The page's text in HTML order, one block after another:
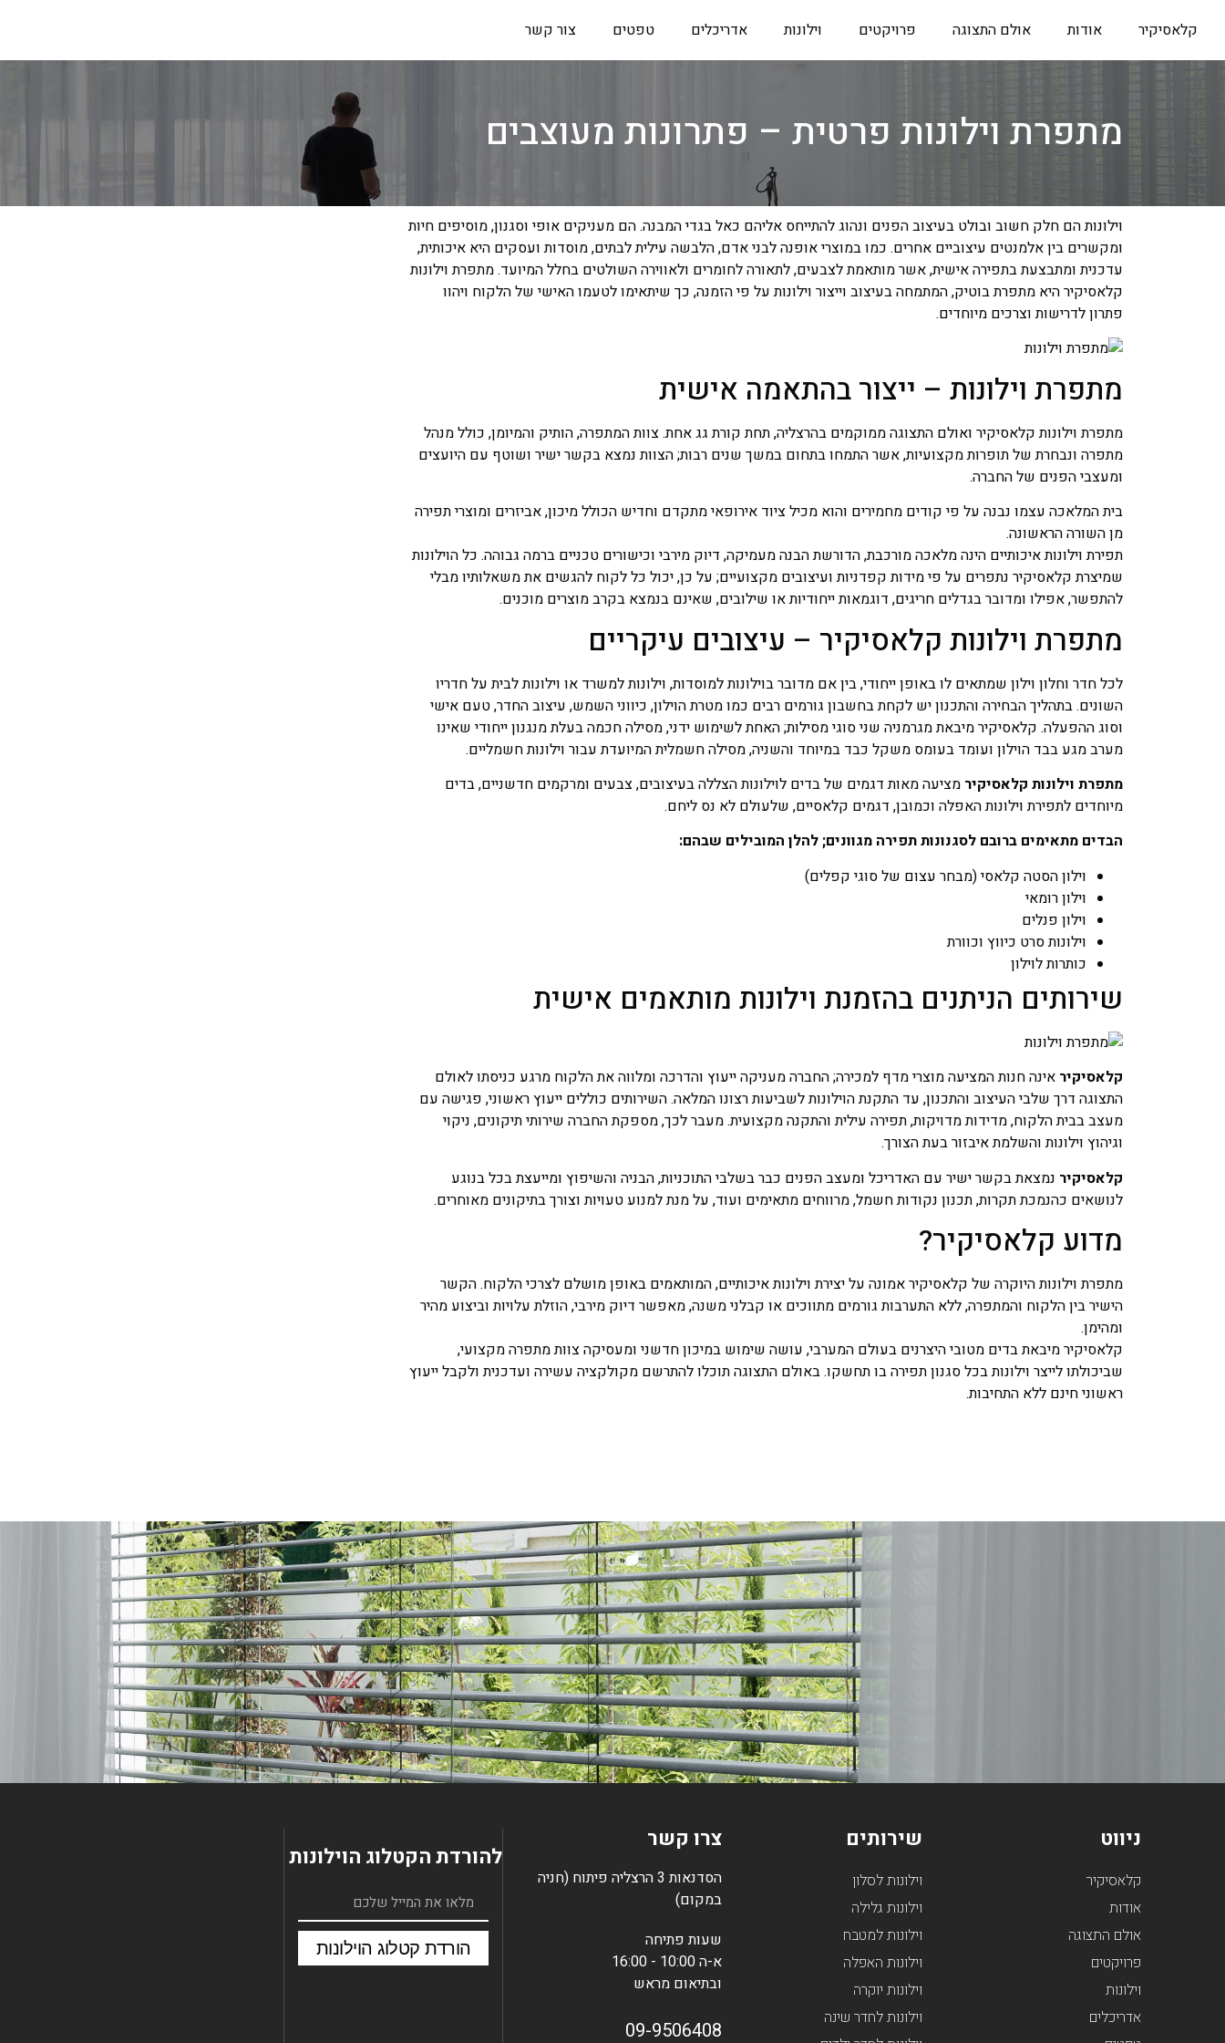
קלאסיקיר אודות אולם התצוגה פרויקטים וילונות אדריכלים טפטים צור קשר
מתפרת וילונות פרטית – פתרונות מעוצבים
וילונות הם חלק חשוב ובולט בעיצוב הפנים ונהוג להתייחס אליהם כאל בגדי המבנה. הם מעניקים אופי וסגנון, מוסיפים חיות
ומקשרים בין אלמנטים עיצוביים אחרים. כמו במוצרי אופנה לבני אדם, הלבשה עילית לבתים, מוסדות ועסקים היא איכותית,
עדכנית ומתבצעת בתפירה אישית, אשר מותאמת לצבעים, לתאורה לחומרים ולאווירה השולטים בחלל המיועד. מתפרת וילונות
קלאסיקיר היא מתפרת בוטיק, המתמחה בעיצוב וייצור וילונות על פי הזמנה, כך שיתאימו לטעמו האישי של הלקוח ויהוו
פתרון לדרישות וצרכים מיוחדים.
מתפרת וילונות – ייצור בהתאמה אישית
מתפרת וילונות קלאסיקיר ואולם התצוגה ממוקמים בהרצליה, תחת קורת גג אחת. צוות המתפרה, הותיק והמיומן, כולל מנהל
מתפרה ונבחרת של תופרות מקצועיות, אשר התמחו בתחום במשך שנים רבות; הצוות נמצא בקשר ישיר ושוטף עם היועצים
ומעצבי הפנים של החברה.
בית המלאכה עצמו נבנה על פי קודים מחמירים והוא מכיל ציוד אירופאי מתקדם וחדיש הכולל מיכון, אביזרים ומוצרי תפירה
מן השורה הראשונה.
תפירת וילונות איכותיים הינה מלאכה מורכבת, הדורשת הבנה מעמיקה, דיוק מירבי וכישורים טכניים ברמה גבוהה. כל הוילונות
שמיצרת קלאסיקיר נתפרים על פי מידות קפדניות ועיצובים מקצועיים; על כן, יכול כל לקוח להגשים את משאלותיו מבלי
להתפשר, אפילו ומדובר בגדלים חריגים, דוגמאות ייחודיות או שילובים, שאינם בנמצא בקרב מוצרים מוכנים.
מתפרת וילונות קלאסיקיר – עיצובים עיקריים
לכל חדר וחלון וילון שמתאים לו באופן ייחודי, בין אם מדובר בוילונות למוסדות, וילונות למשרד או וילונות לבית על חדריו
השונים. בתהליך הבחירה והתכנון יש לקחת בחשבון גורמים רבים כמו מטרת הוילון, כיווני השמש, עיצוב החדר, טעם אישי
וסוג ההפעלה. קלאסיקיר מיבאת מגרמניה שני סוגי מסילות; האחת לשימוש ידני, מסילה חכמה בעלת מנגנון ייחודי שאינו
מערב מגע בבד הוילון ועומד בעומס משקל כבד במיוחד והשניה, מסילה חשמלית המיועדת עבור וילונות חשמליים.
מתפרת וילונות קלאסיקיר מציעה מאות דגמים של בדים לוילונות הצללה בעיצובים, צבעים ומרקמים חדשניים, בדים
מיוחדים לתפירת וילונות האפלה וכמובן, דגמים קלאסיים, שלעולם לא נס ליחם.
הבדים מתאימים ברובם לסגנונות תפירה מגוונים; להלן המובילים שבהם:
וילון הסטה קלאסי (מבחר עצום של סוגי קפלים)
וילון רומאי
וילון פנלים
וילונות סרט כיווץ וכוורת
כותרות לוילון
שירותים הניתנים בהזמנת וילונות מותאמים אישית
קלאסיקיר אינה חנות המציעה מוצרי מדף למכירה; החברה מעניקה ייעוץ והדרכה ומלווה את הלקוח מרגע כניסתו לאולם
התצוגה דרך שלבי העיצוב והתכנון, עד התקנת הוילונות לשביעות רצונו המלאה. השירותים כוללים ייעוץ ראשוני, פגישה עם
מעצב בבית הלקוח, מדידות מדויקות, תפירה עילית והתקנה מקצועית. מעבר לכך, מספקת החברה שירותי תיקונים, ניקוי
וגיהוץ וילונות והשלמת איבזור בעת הצורך.
קלאסיקיר נמצאת בקשר ישיר עם האדריכל ומעצב הפנים כבר בשלבי התוכניות, הבניה והשיפוץ ומייעצת בכל בנוגע
לנושאים כהנמכת תקרות, תכנון נקודות חשמל, מרווחים מתאימים ועוד, על מנת למנוע טעויות וצורך בתיקונים מאוחרים.
מדוע קלאסיקיר?
מתפרת וילונות היוקרה של קלאסיקיר אמונה על יצירת וילונות איכותיים, המותאמים באופן מושלם לצרכי הלקוח. הקשר
הישיר בין הלקוח והמתפרה, ללא התערבות גורמים מתווכים או קבלני משנה, מאפשר דיוק מירבי, הוזלת עלויות וביצוע מהיר
ומהימן.
קלאסיקיר מיבאת בדים מטובי היצרנים בעולם המערבי, עושה שימוש במיכון חדשני ומעסיקה צוות מתפרה מקצועי,
שביכולתו לייצר וילונות בכל סגנון תפירה בו תחשקו. באולם התצוגה תוכלו להתרשם מקולקציה עשירה ועדכנית ולקבל ייעוץ
ראשוני חינם ללא התחיבות.
ניווט
קלאסיקיר
אודות
אולם התצוגה
פרויקטים
וילונות
אדריכלים
שירותים
וילונות לסלון
וילונות גלילה
וילונות למטבח
וילונות האפלה
וילונות יוקרה
וילונות לחדר שינה
צרו קשר
הסדנאות 3 הרצליה פיתוח (חניה
במקום)
שעות פתיחה
א-ה 10:00 - 16:00
ובתיאום מראש
09-9506408
להורדת הקטלוג הוילונות
הורדת קטלוג הוילונות